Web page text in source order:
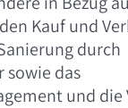
Kauf und
durch
sowie das
und die